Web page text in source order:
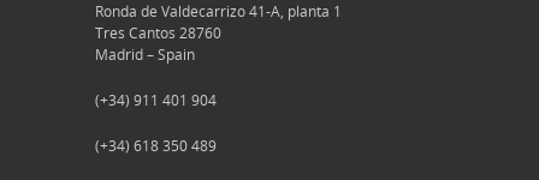
Ronda de Valdecarrizo 41-A, planta 1
Tres Cantos 28760
Madrid – Spain
(+34) 911 401 904
(+34) 618 350 489